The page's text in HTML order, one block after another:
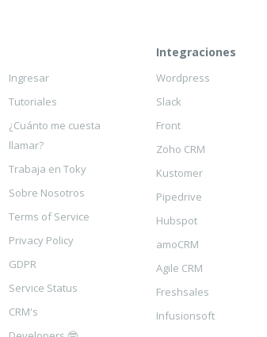
Ingresar
Tutoriales
¿Cuánto me cuesta
llamar?
Trabaja en Toky
Sobre Nosotros
Terms of Service
Privacy Policy
GDPR
Service Status
CRM's
Integraciones
Wordpress
Slack
Front
Zoho CRM
Kustomer
Pipedrive
Hubspot
amoCRM
Agile CRM
Freshsales
Infusionsoft